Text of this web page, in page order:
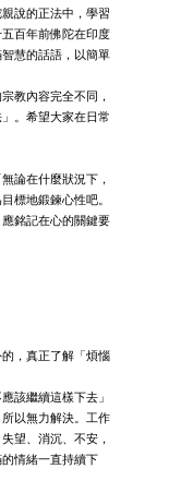
說的正法中，學習
百年前佛陀在印度
慧的話語，以簡單
教內容完全不同，
。希望大家在日常
論在什麼狀況下，
標地鍛鍊心性吧。
銘記在心的關鍵要
，真正了解「煩惱
該繼續這樣下去」
以無力解決。工作
望、消沉、不安，
情緒一直持續下